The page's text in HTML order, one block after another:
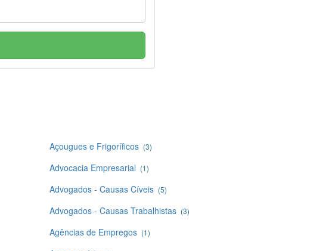
Açougues e Frigoríficos (3)
Advocacia Empresarial (1)
Advogados - Causas Cíveis (5)
Advogados - Causas Trabalhistas (3)
Agências de Empregos (1)